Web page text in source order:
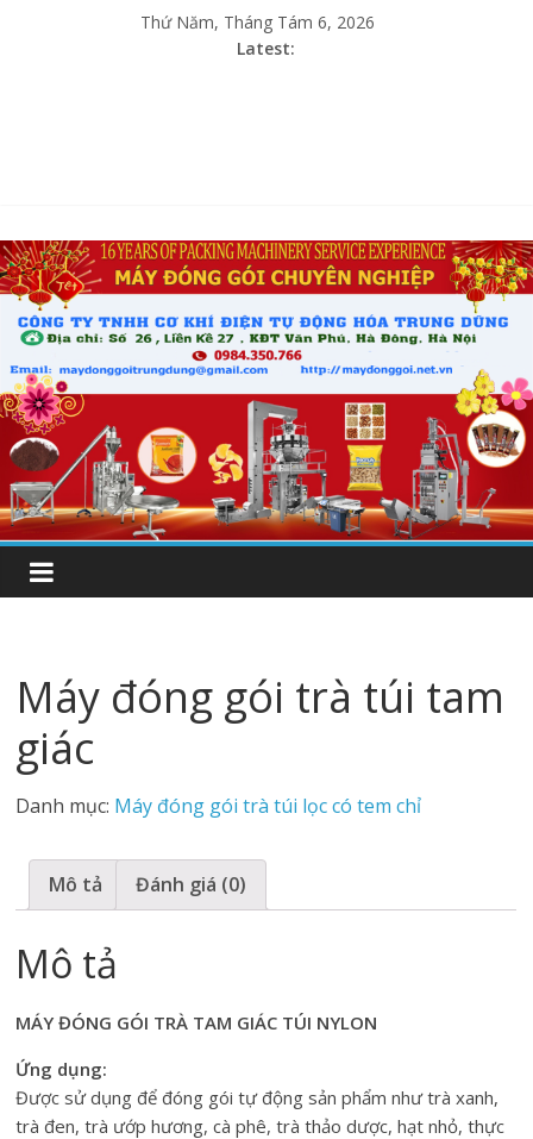
Thứ Năm, Tháng Tám 6, 2026
Latest:
Máy đóng gói trà túi tam
giác
Danh mục: Máy đóng gói trà túi lọc có tem chỉ
Mô tả Đánh giá (0)
Mô tả
MÁY ĐÓNG GÓI TRÀ TAM GIÁC TÚI NYLON
Ứng dụng:
Được sử dụng để đóng gói tự động sản phẩm như trà xanh,
trà đen, trà ướp hương, cà phê, trà thảo dược, hạt nhỏ, thực